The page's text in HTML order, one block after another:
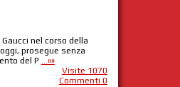
nel corso della
prosegue senza
del P ...»»
Visite 1070
Commenti 0